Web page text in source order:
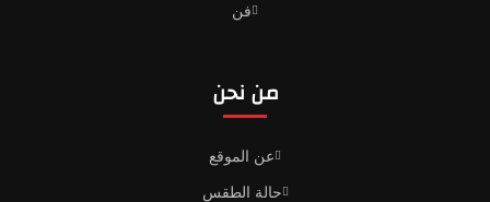
فن
من نحن
عن الموقع
حالة الطقس